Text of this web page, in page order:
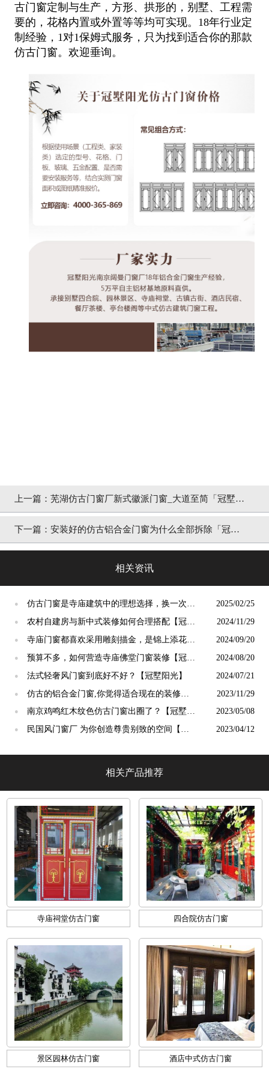
古门窗定制与生产，方形、拱形的，别墅、工程需
要的，花格内置或外置等等均可实现。18年行业定
制经验，1对1保姆式服务，只为找到适合你的那款
仿古门窗。欢迎垂询。
上一篇： 芜湖仿古门窗厂新式徽派门窗_大道至简「冠墅阳
光」
下一篇： 安装好的仿古铝合金门窗为什么全部拆除「冠墅
相关资讯
●
仿古门窗是寺庙建筑中的理想选择，换一次用
终生【冠墅阳光】
2025/02/25
●
农村自建房与新中式装修如何合理搭配【冠墅
阳光】
2024/11/29
●
寺庙门窗都喜欢采用雕刻描金，是锦上添花
吗？【冠墅阳光】
2024/09/20
●
预算不多，如何营造寺庙佛堂门窗装修【冠墅
阳光】
2024/08/20
● 法式轻奢风门窗到底好不好？【冠墅阳光】 2024/07/21
●
仿古的铝合金门窗,你觉得适合现在的装修吗?
【冠墅阳光】
2023/11/29
●
南京鸡鸣红木纹色仿古门窗出圈了？【冠墅阳
光】
2023/05/08
●
民国风门窗厂 为你创造尊贵别致的空间【冠
2023/04/12
相关产品推荐
寺庙祠堂仿古门窗 四合院仿古门窗
景区园林仿古门窗 酒店中式仿古门窗